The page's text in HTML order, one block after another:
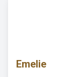
Emelie